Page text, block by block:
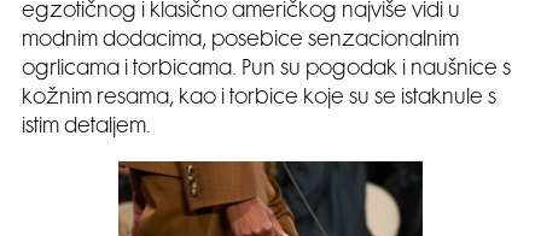
egzotičnog i klasično američkog najviše vidi u
modnim dodacima, posebice senzacionalnim
ogrlicama i torbicama. Pun su pogodak i naušnice s
kožnim resama, kao i torbice koje su se istaknule s
istim detaljem.